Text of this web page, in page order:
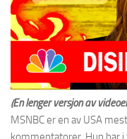
(En lenger versjon av
MSNBC er en av USA